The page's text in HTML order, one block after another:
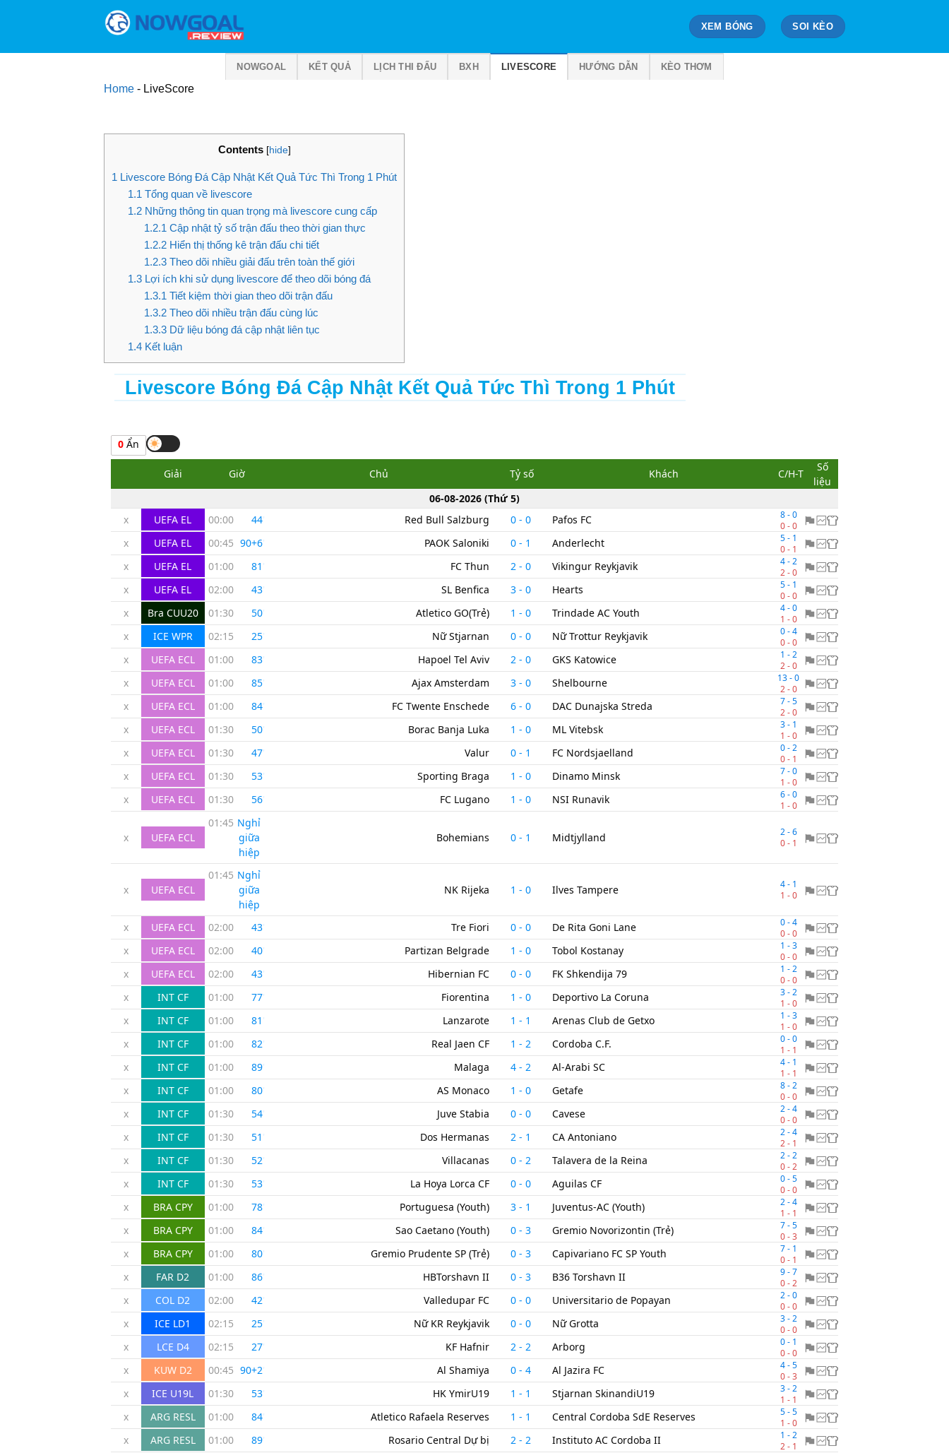
XEM BÓNG SOI KÈO
NOWGOAL KẾT QUẢ LỊCH THI ĐẤU BXH LIVESCORE HƯỚNG DẪN KÈO THƠM
Home - LiveScore
Contents [hide]
1 Livescore Bóng Đá Cập Nhật Kết Quả Tức Thì Trong 1 Phút
1.1 Tổng quan về livescore
1.2Những thông tin quan trọng mà livescore cung cấp
1.2.1 Cập nhật tỷ số trận đấu theo thời gian thực
1.2.2Hiển thị thống kê trận đấu chi tiết
1.2.3Theo dõi nhiều giải đấu trên toàn thế giới
1.3Lợi ích khi sử dụng livescore để theo dõi bóng đá
1.3.1 Tiết kiệm thời gian theo dõi trận đấu
1.3.2Theo dõi nhiều trận đấu cùng lúc
1.3.3Dữ liệu bóng đá cập nhật liên tục
1.4Kết luận
Livescore Bóng Đá Cập Nhật Kết Quả Tức Thì Trong 1 Phút
0 Ẩn
Giải Giờ Chủ Tỷ số Khách C/H-T
Số
liệu
06-08-2026 (Thứ 5)
x
UEFA EL 00:00 44' Red Bull Salzburg 0- 0 Pafos FC 8-0
0-0
x UEFA EL 00:45 90+6' PAOK Saloniki 0- 1 Anderlecht 5- 1
0- 1
x UEFA EL 01:00 81 ' FC Thun 2- 0 Vikingur Reykjavik 4-2
2-0
x UEFA EL 02:00 43' SL Benfica 3- 0 Hearts 5- 1
0-0
x Bra CUU20 01:30 50' Atletico GO(Trẻ) 1 - 0 Trindade AC Youth 4-0
1 -0
x ICE WPR 02:15 25' Nữ Stjarnan 0- 0 Nữ Trottur Reykjavik 0-4
0-0
x UEFA ECL 01:00 83' Hapoel Tel Aviv 2- 0 GKS Katowice 1 -2
2-0
x UEFA ECL 01:00 85' Ajax Amsterdam 3- 0 Shelbourne 13-0
2-0
x UEFA ECL 01:00 84' FC Twente Enschede 6- 0 DAC Dunajska Streda 7-5
2-0
x UEFA ECL 01:30 50' Borac Banja Luka 1 - 0 ML Vitebsk 3- 1
1 -0
x UEFA ECL 01:30 47' Valur 0- 1 FC Nordsjaelland 0-2
0- 1
x UEFA ECL 01:30 53' Sporting Braga 1 - 0 Dinamo Minsk 7-0
1 -0
x UEFA ECL 01:30 56' FC Lugano 1 - 0 NSI Runavik 6-0
1 -0
x UEFA ECL
01:45 Nghỉ
giữa
hiệp
Bohemians 0- 1 Midtjylland 2-6
0- 1
x UEFA ECL
01:45 Nghỉ
giữa
hiệp
NK Rijeka 1 - 0 Ilves Tampere 4- 1
1 -0
x UEFA ECL 02:00 43' Tre Fiori 0- 0 De Rita Goni Lane 0-4
0-0
x UEFA ECL 02:00 40' Partizan Belgrade 1 - 0 Tobol Kostanay 1 -3
0-0
x UEFA ECL 02:00 43' Hibernian FC 0- 0 FK Shkendija 79 1 -2
0-0
x INT CF 01:00 77' Fiorentina 1 - 0 Deportivo La Coruna 3-2
1 -0
x INT CF 01:00 81 ' Lanzarote 1 - 1 Arenas Club de Getxo 1 -3
1 -0
x INT CF 01:00 82' Real Jaen CF 1 - 2 Cordoba C.F. 0-0
1 - 1
x INT CF 01:00 89' Malaga 4- 2 Al-Arabi SC 4- 1
1 - 1
x INT CF 01:00 80' AS Monaco 1 - 0 Getafe 8-2
0-0
x INT CF 01:30 54' Juve Stabia 0- 0 Cavese 2-4
0-0
x INT CF 01:30 51 ' Dos Hermanas 2- 1 CA Antoniano 2-4
2- 1
x INT CF 01:30 52' Villacanas 0- 2 Talavera de la Reina 2-2
0-2
x INT CF 01:30 53' La Hoya Lorca CF 0- 0 Aguilas CF 0-5
0-0
x BRA CPY 01:00 78' Portuguesa (Youth) 3- 1 Juventus-AC (Youth) 2-4
1 - 1
x BRA CPY 01:00 84' Sao Caetano (Youth) 0- 3 Gremio Novorizontin (Trẻ) 7-5
0-3
x BRA CPY 01:00 80' Gremio Prudente SP (Trẻ) 0- 3 Capivariano FC SP Youth 7- 1
0- 1
x FAR D2 01:00 86' HBTorshavn II 0- 3 B36 Torshavn II 9-7
0-2
x COL D2 02:00 42' Valledupar FC 0- 0 Universitario de Popayan 2-0
0-0
x ICE LD1 02:15 25' Nữ KR Reykjavik 0- 0 Nữ Grotta 3-2
0-0
x LCE D4 02:15 27' KF Hafnir 2- 2 Arborg 0- 1
0-0
x KUW D2 00:45 90+2' Al Shamiya 0- 4 Al Jazira FC 4-5
0-3
x ICE U19L 01:30 53' HK YmirU19 1 - 1 Stjarnan SkinandiU19 3-2
1 - 1
x ARG RESL 01:00 84' Atletico Rafaela Reserves 1 - 1 Central Cordoba SdE Reserves 5-5
1 -0
x ARG RESL 01:00 89' Rosario Central Dự bị 2- 2 Instituto AC Cordoba II 1 -2
2- 1